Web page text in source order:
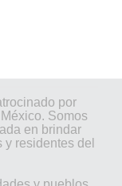
por
Somos
en brindar
residentes del